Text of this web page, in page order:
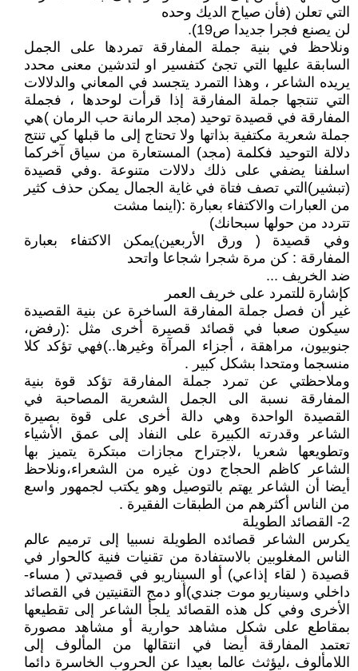
التي تعلن (فأن صياح الديك وحده
لن يصنع فجرا جديدا ص19).
ونلاحظ في بنية جملة المفارقة تمردها على الجمل
السابقة عليها التي تجئ كتفسير او لتدشين معنى محدد
يريده الشاعر ، وهذا التمرد يتجسد في المعاني والدلالات
التي تنتجها جملة المفارقة إذا قرأت لوحدها ، فجملة
المفارقة في قصيدة توحيد (مجد الرمانة حب الرمان )هي
جملة شعرية مكتفية بذاتها ولا تحتاج إلى ما قبلها كي تنتج
دلالة التوحيد فكلمة (مجد) المستعارة من سياق آخركما
اسلفنا يضفي على ذلك دلالات متنوعة .وفي قصيدة
(تبشير)التي تصف فتاة في غاية الجمال يمكن حذف كثير
من العبارات والاكتفاء بعبارة :(اينما مشت
تتردد من حولها سبحانك)
وفي قصيدة ( ورق الأربعين)يمكن الاكتفاء بعبارة
المفارقة : كن مرة شجرا شجاعا واتحد
ضد الخريف ...
كإشارة للتمرد على خريف العمر
غير أن فصل جملة المفارقة الساخرة عن بنية القصيدة
سيكون صعبا في قصائد قصيرة أخرى مثل :(رفض،
جنوبيون، مراهقة ، أجزاء المرآة وغيرها..)فهي تؤكد كلا
منسجما ومتحدا بشكل كبير .
وملاحظتي عن تمرد جملة المفارقة تؤكد قوة بنية
المفارقة نسبة الى الجمل الشعرية المصاحبة في
القصيدة الواحدة وهي دالة أخرى على قوة بصيرة
الشاعر وقدرته الكبيرة على النفاد إلى عمق الأشياء
وتطويعها شعريا ،لاجتراح مجازات مبتكرة يتميز بها
الشاعر كاظم الحجاج دون غيره من الشعراء،ونلاحظ
أيضا أن الشاعر يهتم بالتوصيل وهو يكتب لجمهور واسع
من الناس أكثرهم من الطبقات الفقيرة .
2- القصائد الطويلة
يكرس الشاعر قصائده الطويلة نسبيا إلى ترميم عالم
الناس المغلوبين بالاستفادة من تقنيات فنية كالحوار في
قصيدة ( لقاء إذاعي) أو السيناريو في قصيدتي ( مساء-
داخلي وسيناريو موت جندي)أو دمج التقنيتين في القصائد
الأخرى وفي كل هذه القصائد يلجأ الشاعر إلى تقطيعها
بمقاطع على شكل مشاهد حوارية أو مشاهد مصورة
تعتمد المفارقة أيضا في انتقالها من المألوف إلى
اللامألوف ،ليؤثث عالما بعيدا عن الحروب الخاسرة دائما